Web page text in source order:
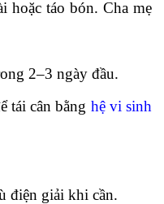
hoặc táo bón. Cha mẹ
2–3 ngày đầu.
tái cân bằng hệ vi sinh
điện giải khi cần.